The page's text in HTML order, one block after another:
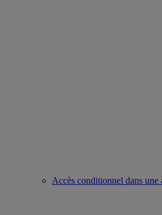
Accès conditionnel dans